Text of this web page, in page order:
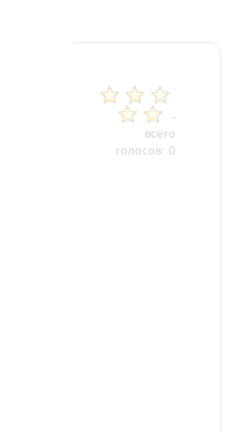
-
всего
голосов: 0